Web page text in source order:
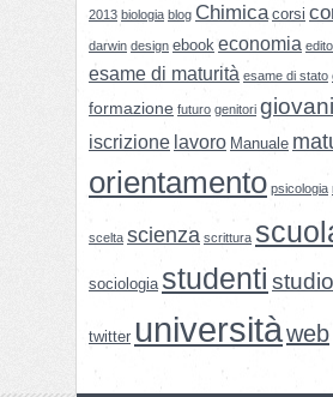
2013 biologia blog Chimica corsi
darwin design ebook economia
esame di maturità esame di stato
formazione futuro genitori giovani
iscrizione lavoro Manuale
orientamento psicologia
scelta scienza scrittura
sociologia studenti studio
twitter universitàweb